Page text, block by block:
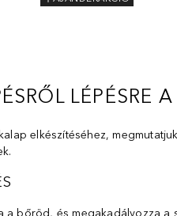
LÉPÉSRE
elkészítéséhez,
bőröd, és megakadályozza